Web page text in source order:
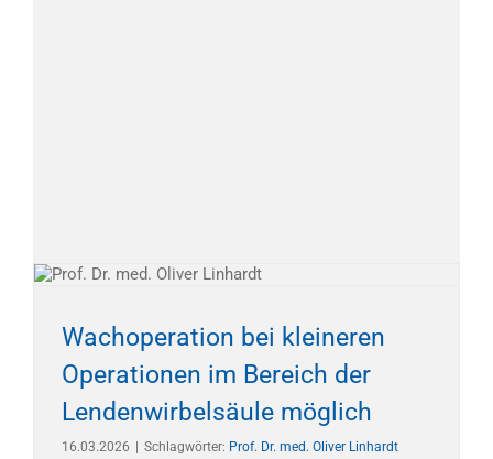
Wachoperation bei kleineren
Operationen im Bereich der
Lendenwirbelsäule möglich
16.03.2026 Schlagwörter: Prof. Dr. med. Oliver Linhardt